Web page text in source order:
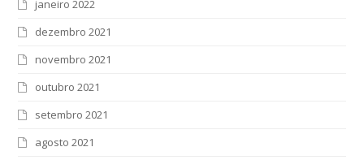
janeiro 2022
dezembro 2021
novembro 2021
outubro 2021
setembro 2021
agosto 2021